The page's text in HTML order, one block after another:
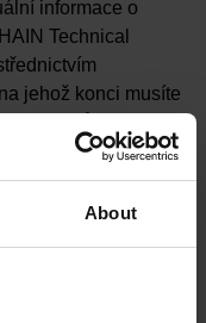
About
informace o
Technical
jehož konci musíte